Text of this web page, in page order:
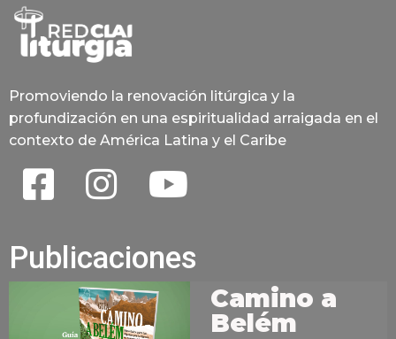
Promoviendo la renovación litúrgica y la
profundización en una espiritualidad arraigada en el
contexto de América Latina y el Caribe
Publicaciones
Camino a
Belém